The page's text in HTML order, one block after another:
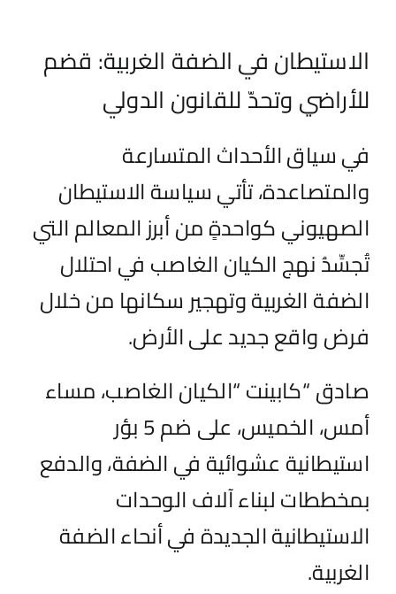
الاستيطان في الضفة الغربية: قضم
للأراضي وتحدّ للقانون الدولي
في سياق الأحداث المتسارعة
والمتصاعدة، تأتي سياسة الاستيطان
الصهيوني كواحدةٍ من أبرز المعالم التي
تُجسِّدُ نهج الكيان الغاصب في احتلال
الضفة الغربية وتهجير سكانها من خلال
فرض واقع جديد على الأرض.
صادق “كابينت “الكيان الغاصب، مساء
أمس، الخميس، على ضم 5 بؤر
استيطانية عشوائية في الضفة، والدفع
بمخططات لبناء آلاف الوحدات
الاستيطانية الجديدة في أنحاء الضفة
الغربية.